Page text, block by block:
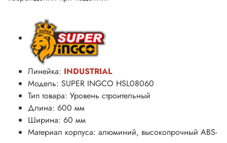
Линейка: INDUSTRIAL
Модель: SUPER INGCO HSL08060
Тип товара: Уровень строительный
Длина: 600 мм
Ширина: 60 мм
Материал корпуса: алюминий, высокопрочный ABS-